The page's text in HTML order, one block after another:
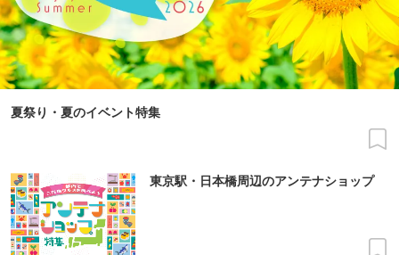
夏祭り・夏のイベント特集
東京駅・日本橋周辺のアンテナショップ